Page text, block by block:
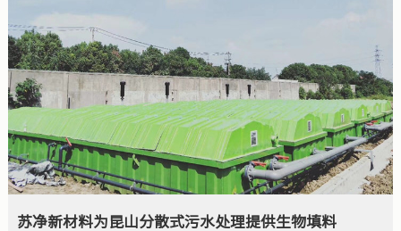
苏净新材料为昆山分散式污水处理提供生物填料
杭州某河道治理案例-苏净新材料
安徽某食品厂生物填料改造项目--苏净新材料
江阴某毛纺厂生物填料案例--苏净新材料
河北邯郸某牧业公司填料案例--苏净新材料